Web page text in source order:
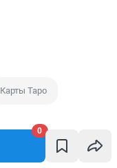
0
Карты Таро